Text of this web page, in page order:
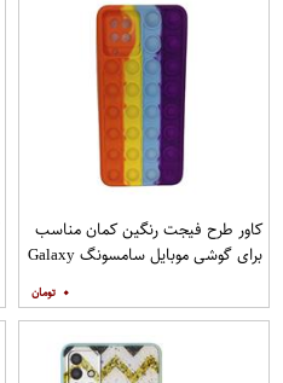
کاور طرح فیجت رنگین کمان مناسب
برای گوشی موبایل سامسونگ Galaxy
۰